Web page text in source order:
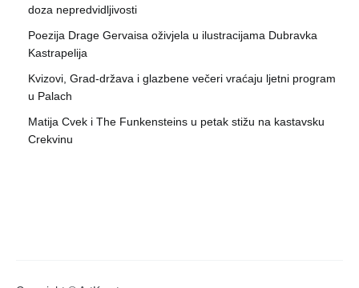
doza nepredvidljivosti
Poezija Drage Gervaisa oživjela u ilustracijama Dubravka
Kastrapelija
Kvizovi, Grad-država i glazbene večeri vraćaju ljetni program
u Palach
Matija Cvek i The Funkensteins u petak stižu na kastavsku
Crekvinu